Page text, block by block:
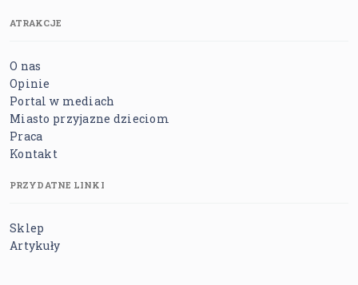
ATRAKCJE
O nas
Opinie
Portal w mediach
Miasto przyjazne dzieciom
Praca
Kontakt
PRZYDATNE LINKI
Sklep
Artykuły